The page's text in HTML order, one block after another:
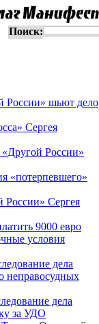
Поиск:
России» шьют дело
Сергея
«Другой России»
«потерпевшего»
Сергея
9000 евро
условия
дела
неправосудных
дела
за УДО